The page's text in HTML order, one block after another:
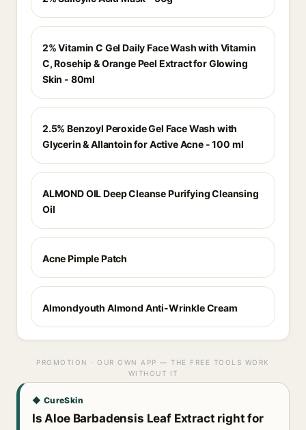
2% Vitamin C Gel Daily Face Wash with Vitamin
C, Rosehip & Orange Peel Extract for Glowing
Skin - 80ml
2.5% Benzoyl Peroxide Gel Face Wash with
Glycerin & Allantoin for Active Acne - 100 ml
ALMOND OIL Deep Cleanse Purifying Cleansing
Oil
Acne Pimple Patch
Almondyouth Almond Anti-Wrinkle Cream
PROMOTION · OUR OWN APP — THE FREE TOOLS WORK
WITHOUT IT
◆ CureSkin
Is Aloe Barbadensis Leaf Extract right for